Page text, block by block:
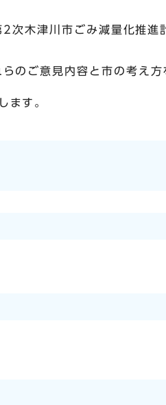
木津川市ごみ減量化推進
のご意見内容と市の考え方
ます。